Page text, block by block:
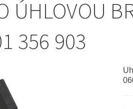
ÚHLOVOU
356 903